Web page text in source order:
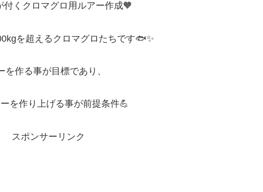
くクロマグロ用ルアー作成🧡
を超えるクロマグロたちです🐟✨
作る事が目標であり、
を作り上げる事が前提条件💪
スポンサーリンク